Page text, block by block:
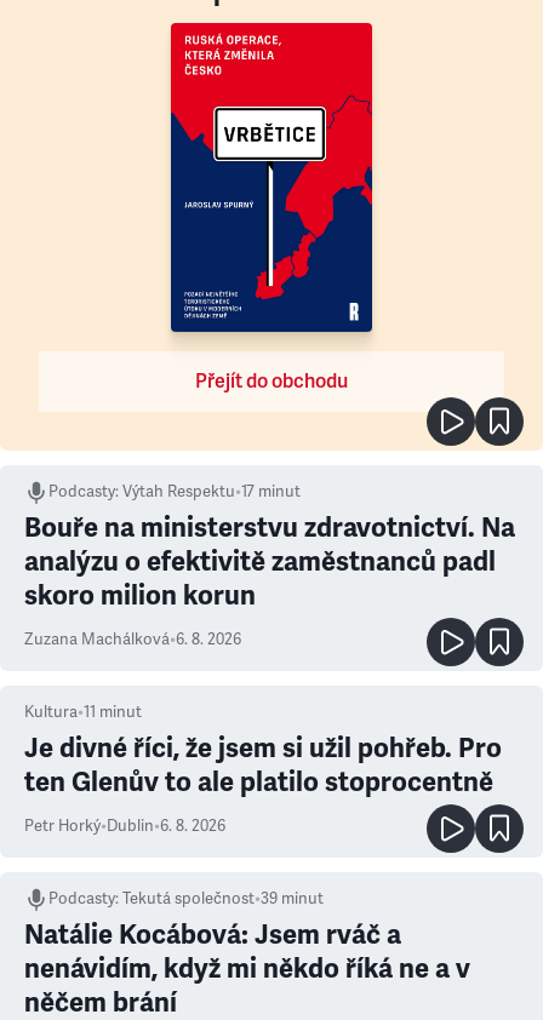
Přejít do obchodu
Podcasty:Výtah Respektu•17 minut
Bouře na ministerstvu zdravotnictví. Na
analýzu o efektivitě zaměstnanců padl
skoro milion korun
Zuzana Machálková•6. 8. 2026
Kultura•11 minut
Je divné říci, že jsem si užil pohřeb. Pro
ten Glenův to ale platilo stoprocentně
Petr Horký•Dublin•6. 8. 2026
Podcasty:Tekutá společnost•39 minut
Natálie Kocábová: Jsem rváč a
nenávidím, když mi někdo říká ne a v
něčem brání